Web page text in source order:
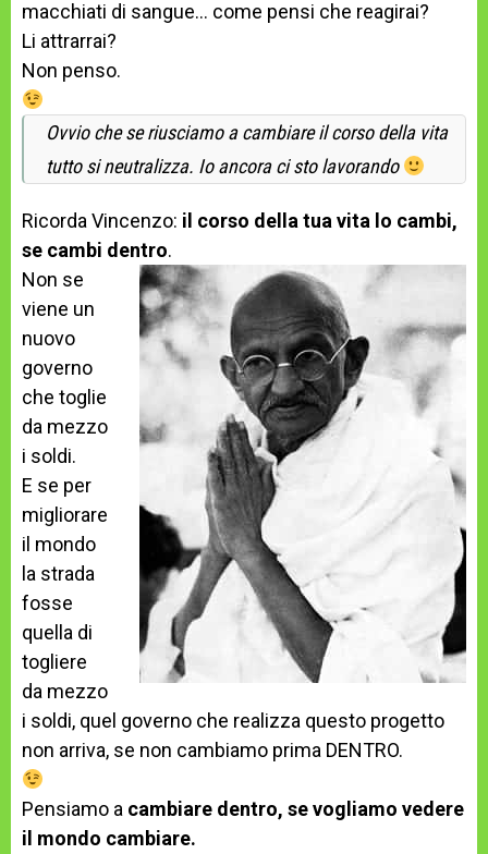
macchiati di sangue… come pensi che reagirai?
Li attrarrai?
Non penso.
Ovvio che se riusciamo a cambiare il corso della vita
tutto si neutralizza. Io ancora ci sto lavorando
Ricorda Vincenzo: il corso della tua vita lo cambi,
se cambi dentro.
Non se
viene un
nuovo
governo
che toglie
da mezzo
i soldi.
E se per
migliorare
il mondo
la strada
fosse
quella di
togliere
da mezzo
i soldi, quel governo che realizza questo progetto
non arriva, se non cambiamo prima DENTRO.
Pensiamo a cambiare dentro, se vogliamo vedere
il mondo cambiare.